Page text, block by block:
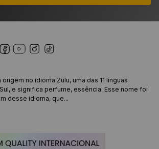
no idioma Zulu, uma das 11 línguas
e significa perfume, essência. Esse nome foi
desse idioma, que...